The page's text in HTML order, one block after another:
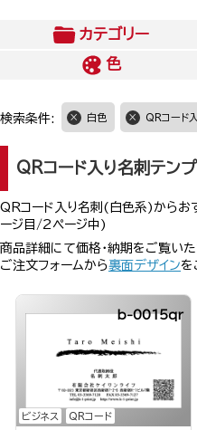
カテゴリー
色
検索条件: 白色 QRコード
QRコード入り名刺テンプ
QRコード入り名刺(白色系)からお
ージ目/2ページ中)
商品詳細にて価格・納期をご覧い
ご注文フォームから裏面デザインを
ビジネス QRコード
b-0015qr